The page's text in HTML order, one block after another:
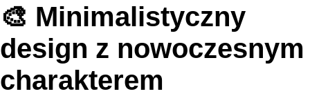
🎨 Minimalistyczny
design z nowoczesnym
charakterem